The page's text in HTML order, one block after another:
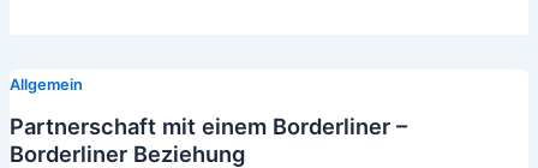
Allgemein
Partnerschaft mit einem Borderliner –
Borderliner Beziehung